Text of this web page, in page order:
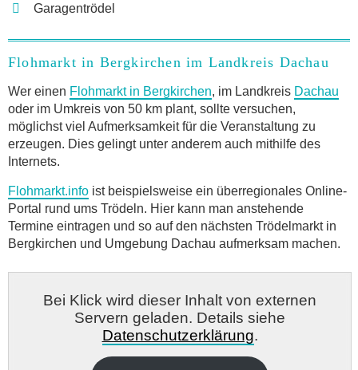
Garagentrödel
Flohmarkt in Bergkirchen im Landkreis Dachau
Wer einen Flohmarkt in Bergkirchen, im Landkreis Dachau
oder im Umkreis von 50 km plant, sollte versuchen,
möglichst viel Aufmerksamkeit für die Veranstaltung zu
erzeugen. Dies gelingt unter anderem auch mithilfe des
Internets.
Flohmarkt.info ist beispielsweise ein überregionales Online-
Portal rund ums Trödeln. Hier kann man anstehende
Termine eintragen und so auf den nächsten Trödelmarkt in
Bergkirchen und Umgebung Dachau aufmerksam machen.
Bei Klick wird dieser Inhalt von externen
Servern geladen. Details siehe
Datenschutzerklärung.